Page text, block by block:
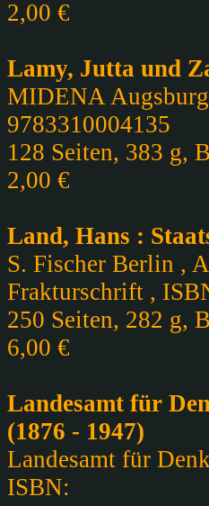
2,00 €
Lamy, Jutta und
MIDENA
9783310004135
128 Seiten, 383 g,
2,00 €
Land, Hans :
S. Fischer Berlin ,
Frakturschrift ,
250 Seiten, 282 g,
6,00 €
Landesamt für
(1876 - 1947)
Landesamt für
ISBN: